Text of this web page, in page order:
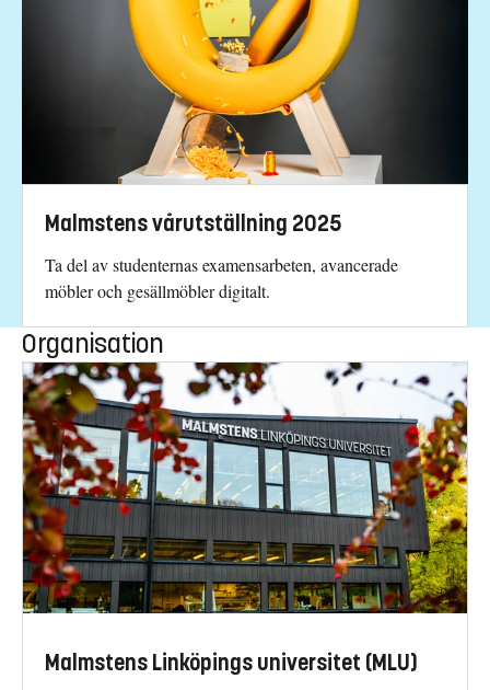
Malmstens vårutställning 2025
Ta del av studenternas examensarbeten, avancerade
möbler och gesällmöbler digitalt.
Organisation
Malmstens Linköpings universitet (MLU)